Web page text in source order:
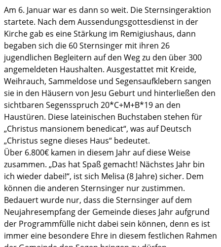
Am 6. Januar war es dann so weit. Die Sternsingeraktion
startete. Nach dem Aussendungsgottesdienst in der
Kirche gab es eine Stärkung im Remigiushaus, dann
begaben sich die 60 Sternsinger mit ihren 26
jugendlichen Begleitern auf den Weg zu den über 300
angemeldeten Haushalten. Ausgestattet mit Kreide,
Weihrauch, Sammeldose und Segensaufklebern sangen
sie in den Häusern von Jesu Geburt und hinterließen den
sichtbaren Segensspruch 20*C+M+B*19 an den
Haustüren. Diese lateinischen Buchstaben stehen für
„Christus mansionem benedicat“, was auf Deutsch
„Christus segne dieses Haus“ bedeutet.
Über 6.800€ kamen in diesem Jahr auf diese Weise
zusammen. „Das hat Spaß gemacht! Nächstes Jahr bin
ich wieder dabei!“, ist sich Melisa (8 Jahre) sicher. Dem
können die anderen Sternsinger nur zustimmen.
Bedauert wurde nur, dass die Sternsinger auf dem
Neujahresempfang der Gemeinde dieses Jahr aufgrund
der Programmfülle nicht dabei sein können, denn es ist
immer eine besondere Ehre in diesem festlichen Rahmen